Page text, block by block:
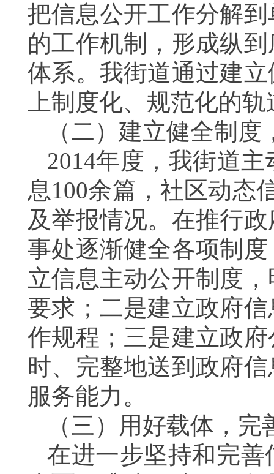
把信息公开工作分解
的工作机制，形成纵
体系。我街道通过建
上制度化、规范化的轨
（二） 建立健全制度
2014年度，我街道
息100余篇，社区动态
及举报情况。 在推行
事处逐渐健全各项制度
立信息主动公开制度
要求；二是建立政府
作规程；三是建立政
时、完整地送到政府
服务能力。
（三） 用好载体，完
在进一步坚持和完